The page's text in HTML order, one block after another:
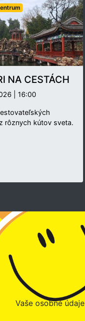
NA CESTÁCH
| 16:00
rôznych kútov sveta.
Vaše osobné